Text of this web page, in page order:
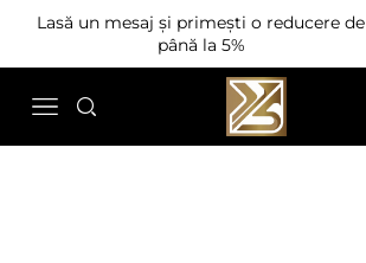
Lasă un mesaj și primești o reducere de
până la 5%